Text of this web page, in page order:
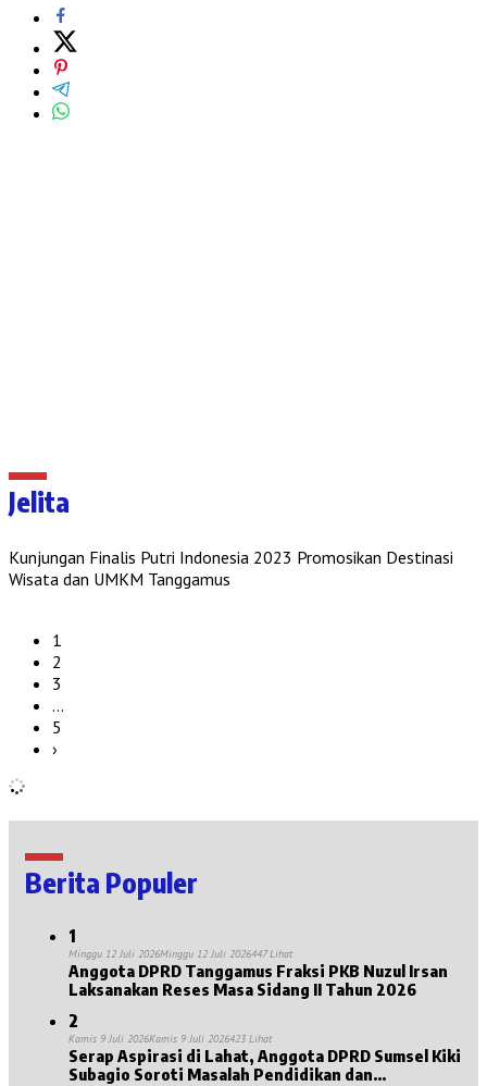
Jelita
Kunjungan Finalis Putri Indonesia 2023 Promosikan Destinasi
Wisata dan UMKM Tanggamus
1
2
3
…
5
›
Berita Populer
1
Minggu 12 Juli 2026Minggu 12 Juli 2026447 Lihat
Anggota DPRD Tanggamus Fraksi PKB Nuzul Irsan
Laksanakan Reses Masa Sidang II Tahun 2026
2
Kamis 9 Juli 2026Kamis 9 Juli 2026423 Lihat
Serap Aspirasi di Lahat, Anggota DPRD Sumsel Kiki
Subagio Soroti Masalah Pendidikan dan